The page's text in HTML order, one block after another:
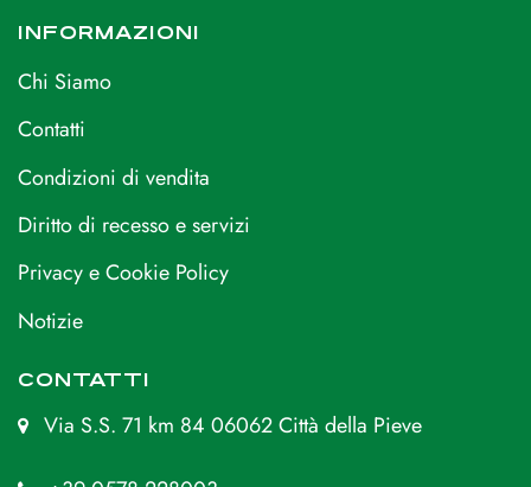
INFORMAZIONI
Chi Siamo
Contatti
Condizioni di vendita
Diritto di recesso e servizi
Privacy e Cookie Policy
Notizie
CONTATTI
Via S.S. 71 km 84 06062 Città della Pieve